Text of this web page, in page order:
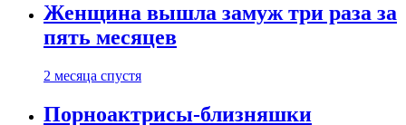
Женщина вышла замуж три раза за
пять месяцев
2 месяца спустя
Порноактрисы-близняшки